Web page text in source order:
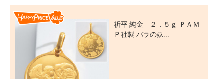
祈平 純金 ２．５ｇ ＰＡＭ
Ｐ社製 バラの妖...